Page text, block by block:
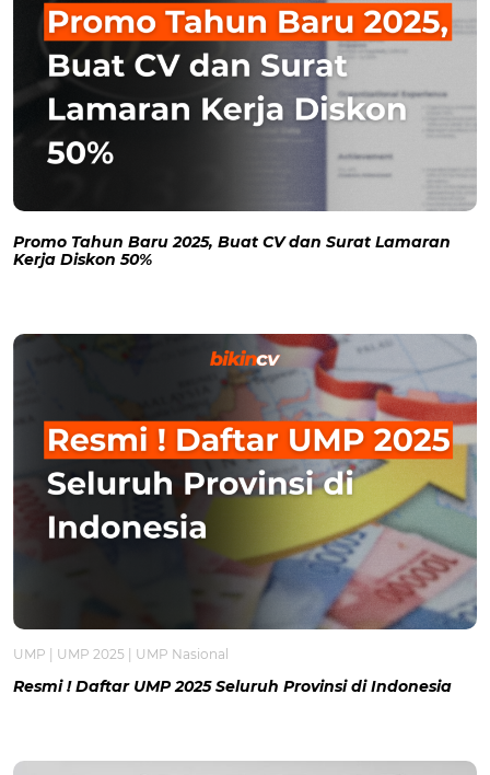
Promo Tahun Baru 2025, Buat CV dan Surat Lamaran
Kerja Diskon 50%
UMP UMP 2025 UMP Nasional
Resmi ! Daftar UMP 2025 Seluruh Provinsi di Indonesia